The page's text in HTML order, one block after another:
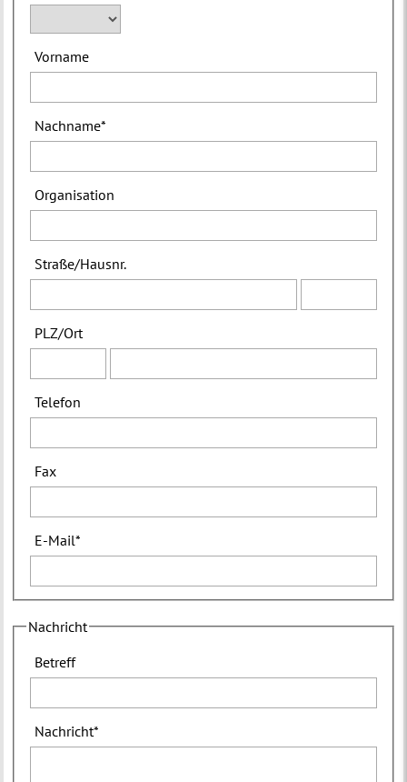
Vorname
Nachname*
Organisation
Straße/Hausnr.
PLZ/Ort
Telefon
Fax
E-Mail*
Nachricht
Betreff
Nachricht*